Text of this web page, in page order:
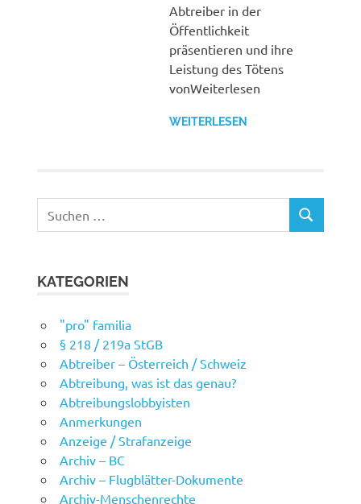
Abtreiber in der
Öffentlichkeit
präsentieren und ihre
Leistung des Tötens
vonWeiterlesen
WEITERLESEN
nach:
SUCHEN
KATEGORIEN
"pro" familia
§ 218 / 219a StGB
Abtreiber – Österreich / Schweiz
Abtreibung, was ist das genau?
Abtreibungslobbyisten
Anmerkungen
Anzeige / Strafanzeige
Archiv – BC
Archiv – Flugblätter-Dokumente
Archiv-Menschenrechte